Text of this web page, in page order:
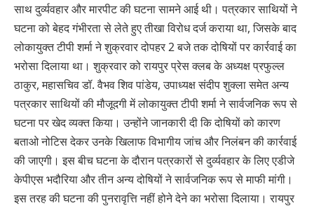
साथ दुर्व्यवहार और मारपीट की घटना सामने आई थी। पत्रकार साथियों ने
घटना को बेहद गंभीरता से लेते हुए तीखा विरोध दर्ज कराया था, जिसके बाद
लोकायुक्त टीपी शर्मा ने शुक्रवार दोपहर 2 बजे तक दोषियों पर कार्रवाई का
भरोसा दिलाया था। शुक्रवार को रायपुर प्रेस क्लब के अध्यक्ष प्रफुल्ल
ठाकुर, महासचिव डॉ. वैभव शिव पांडेय, उपाध्यक्ष संदीप शुक्ला समेत अन्य
पत्रकार साथियों की मौजूदगी में लोकायुक्त टीपी शर्मा ने सार्वजनिक रूप से
घटना पर खेद व्यक्त किया। उन्होंने जानकारी दी कि दोषियों को कारण
बताओ नोटिस देकर उनके खिलाफ विभागीय जांच और निलंबन की कार्रवाई
की जाएगी। इस बीच घटना के दौरान पत्रकारों से दुर्व्यवहार के लिए एडीजे
केपीएस भदौरिया और तीन अन्य दोषियों ने सार्वजनिक रूप से माफी मांगी।
इस तरह की घटना की पुनरावृत्ति नहीं होने देने का भरोसा दिलाया। रायपुर